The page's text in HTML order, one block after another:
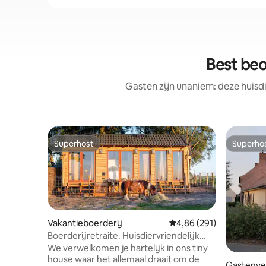
Best
Gasten zijn unaniem: deze
Superhost
Superhost
Vakantieboerderij Gemiddelde
4,86 (291)
Boerderijretraite. Huisdiervriendelijk
Tiny house met ligbad
We verwelkomen je hartelijk in ons tiny
house waar het allemaal draait om de